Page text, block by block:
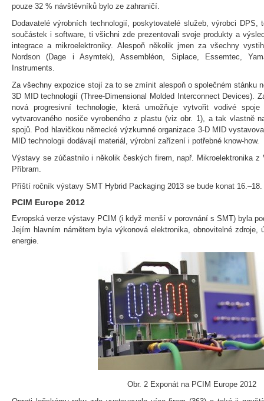
pouze 32 % návštěvníků bylo ze zahraničí.
Dodavatelé výrobních technologií, poskytovatelé služeb, výrobci DPS,
součástek i software, ti všichni zde prezentovali svoje produkty a
integrace a mikroelektroniky. Alespoň několik jmen za všechny
Nordson (Dage i Asymtek), Assembléon, Siplace, Essemtec,
Instruments.
Za všechny expozice stojí za to se zmínit alespoň o společném stánku
3D MID technologií (Three-Dimensional Molded Interconnect Devices).
nová progresivní technologie, která umožňuje vytvořit vodivé
vytvarovaného nosiče vyrobeného z plastu (viz obr. 1), a tak vlastně
spojů. Pod hlavičkou německé výzkumné organizace 3-D MID
MID technologii dodávají materiál, výrobní zařízení i potřebné know-how.
Výstavy se zúčastnilo i několik českých firem, např. Mikroelektronika z
Příbram.
Příští ročník výstavy SMT Hybrid Packaging 2013 se bude konat
PCIM Europe 2012
Evropská verze výstavy PCIM (i když menší v porovnání s SMT) byla
Jejím hlavním námětem byla výkonová elektronika, obnovitelné zdroje,
energie.
Obr. 2 Exponát na PCIM Europe 2012